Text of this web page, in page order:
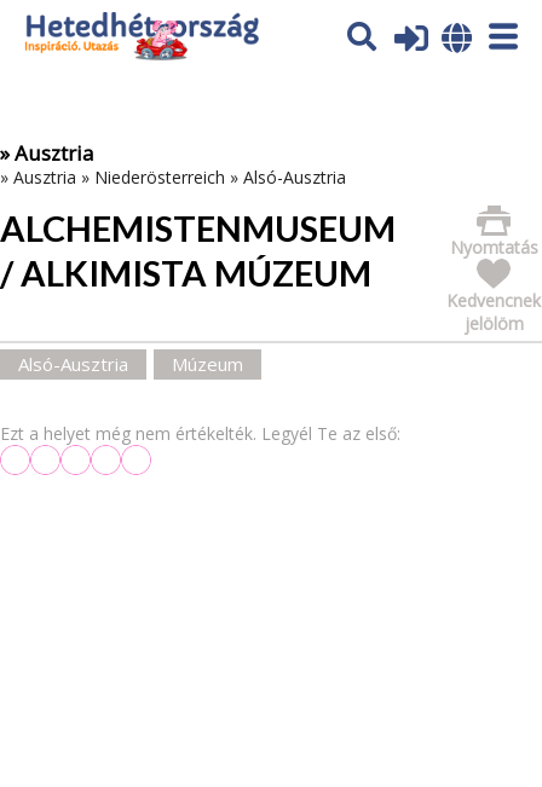
Az oldal sütiket (cookies) használ. További tájékoztatás itt:
Adatvédelmi tájékoztató
» Ausztria
» Ausztria » Niederösterreich » Alsó-Ausztria
ALCHEMISTENMUSEUM
/ ALKIMISTA MÚZEUM
Nyomtatás
Kedvencnek
jelölöm
Alsó-Ausztria Múzeum
Ezt a helyet még nem értékelték. Legyél Te az első: